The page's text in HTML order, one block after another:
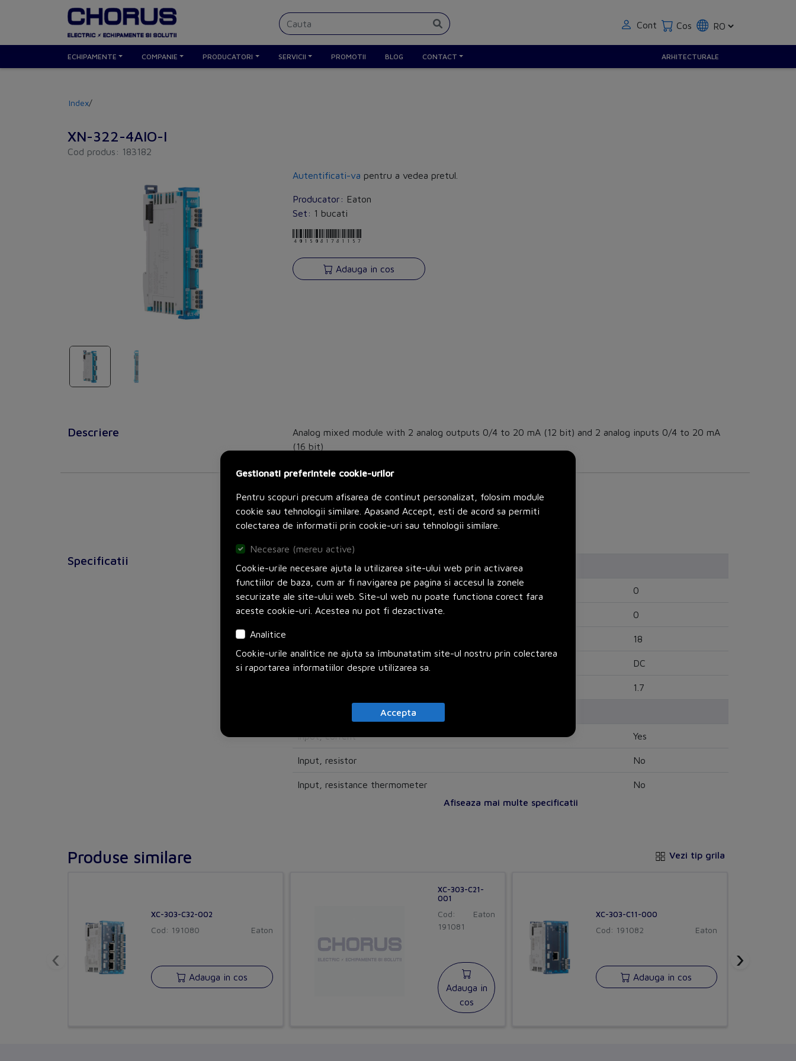
CHORUSversiune BETA
Cont Cos
ECHIPAMENTE COMPANIE PRODUCATORI SERVICII PROMOTII BLOG CONTACT ARHITECTURALE
Index/
XN-322-4AIO-I
Cod produs: 183182
Autentificati-va pentru a vedea pretul.
Producator: Eaton
Set: 1 bucati
4015081781157
Adauga in cos
Descriere
Analog mixed module with 2 analog outputs 0/4 to 20 mA (12 bit) and 2 analog inputs 0/4 to 20 mA
(16 bit)
Specificatii Electrical
Supply voltage AC 50 Hz 0
Supply voltage AC 60 Hz 0
18
Voltage type (supply voltage) DC
1.7
Input, current Yes
Input, resistor No
Input, resistance thermometer No
2
Type of electric connection
Fieldbus connection over separate bus coupler possible Yes
Afiseaza mai multe specificatii
Vezi tip grila
Produse similare
XC-303-C32-002
Cod: 191080 Eaton
Adauga in cos
XC-303-C21-
001
Cod:
191081
Eaton
Adauga in
cos
XC-303-C11-000
Cod: 191082 Eaton
Adauga in cos
‹ ›
Gestionati preferintele cookie-urilor
Pentru scopuri precum afisarea de continut personalizat, folosim module
cookie sau tehnologii similare. Apasand Accept, esti de acord sa permiti
colectarea de informatii prin cookie-uri sau tehnologii similare.
Necesare (mereu active)
Cookie-urile necesare ajuta la utilizarea site-ului web prin activarea
functiilor de baza, cum ar fi navigarea pe pagina si accesul la zonele
securizate ale site-ului web. Site-ul web nu poate functiona corect fara
aceste cookie-uri. Acestea nu pot fi dezactivate.
Analitice
Cookie-urile analitice ne ajuta sa îmbunatatim site-ul nostru prin colectarea
si raportarea informatiilor despre utilizarea sa.
Accepta